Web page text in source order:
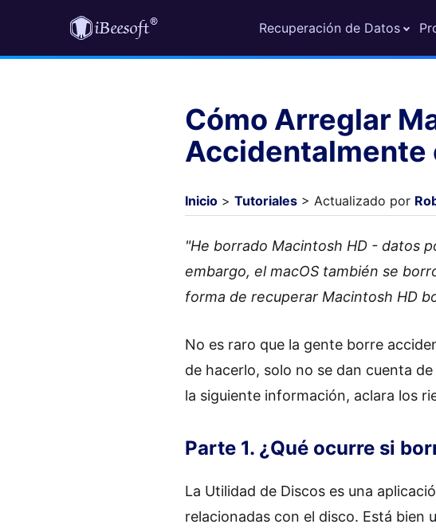
Recuperación de Datos
Cómo Arreglar
Accidentalmente
Inicio > Tutoriales > Actualizado por
"He borrado Macintosh HD - datos
embargo, el macOS también se
forma de recuperar Macintosh HD
No es raro que la gente borre
de hacerlo, solo no se dan cuenta
la siguiente información, aclara los
Parte 1. ¿Qué ocurre si
La Utilidad de Discos es una
relacionadas con el disco. Está bien